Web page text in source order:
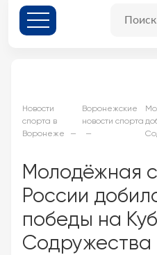
Новости
спорта в
Воронеже
Воронежские
новости спорта
Молодёжная
России
победы на
Содружества